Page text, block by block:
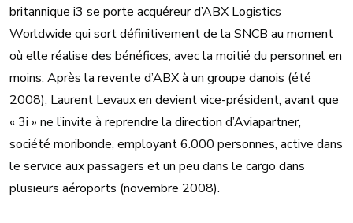
britannique i3 se porte acquéreur d’ABX Logistics
Worldwide qui sort définitivement de la SNCB au moment
où elle réalise des bénéfices, avec la moitié du personnel en
moins. Après la revente d’ABX à un groupe danois (été
2008), Laurent Levaux en devient vice-président, avant que
« 3i » ne l’invite à reprendre la direction d’Aviapartner,
société moribonde, employant 6.000 personnes, active dans
le service aux passagers et un peu dans le cargo dans
plusieurs aéroports (novembre 2008).